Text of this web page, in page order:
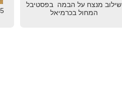
שילוב מנצח על הבמה בפסטיבל
המחול בכרמיאל